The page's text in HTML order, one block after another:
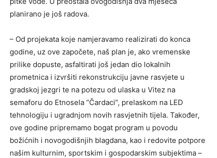
planirano je još radova.
– Od projekata koje namjeravamo realizirati do konca
godine, uz ove započete, naš plan je, ako vremenske
prilike dopuste, asfaltirati još jedan dio lokalnih
prometnica i izvršiti rekonstrukciju javne rasvjete u
gradskoj jezgri te na potezu od ulaska u Vitez na
semaforu do Etnosela “Čardaci”, prelaskom na LED
tehnologiju i ugradnjom novih rasvjetnih tijela. Također,
ove godine pripremamo bogat program u povodu
božićnih i novogodišnjih blagdana, kao i redovite potpore
našim kulturnim, sportskim i gospodarskim subjektima –